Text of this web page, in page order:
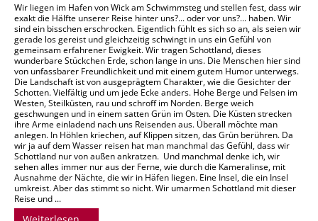
Wir liegen im Hafen von Wick am Schwimmsteg und stellen fest, dass wir
exakt die Hälfte unserer Reise hinter uns?... oder vor uns?... haben. Wir
sind ein bisschen erschrocken. Eigentlich fühlt es sich so an, als seien wir
gerade los gereist und gleichzeitig schwingt in uns ein Gefühl von
gemeinsam erfahrener Ewigkeit. Wir tragen Schottland, dieses
wunderbare Stückchen Erde, schon lange in uns. Die Menschen hier sind
von unfassbarer Freundlichkeit und mit einem gutem Humor unterwegs.
Die Landschaft ist von ausgeprägtem Charakter, wie die Gesichter der
Schotten. Vielfältig und um jede Ecke anders. Hohe Berge und Felsen im
Westen, Steilküsten, rau und schroff im Norden. Berge weich
geschwungen und in einem satten Grün im Osten. Die Küsten strecken
ihre Arme einladend nach uns Reisenden aus. Überall möchte man
anlegen. In Höhlen kriechen, auf Klippen sitzen, das Grün berühren. Da
wir ja auf dem Wasser reisen hat man manchmal das Gefühl, dass wir
Schottland nur von außen ankratzen. Und manchmal denke ich, wir
sehen alles immer nur aus der Ferne, wie durch die Kameralinse, mit
Ausnahme der Nächte, die wir in Häfen liegen. Eine Insel, die ein Insel
umkreist. Aber das stimmt so nicht. Wir umarmen Schottland mit dieser
Reise und ...